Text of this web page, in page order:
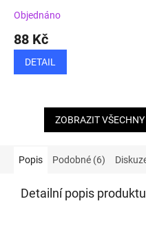
Objednáno
88 Kč
DETAIL
ZOBRAZIT
Popis Podobné (6)
Detailní popis produktu